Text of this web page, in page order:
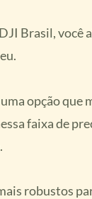
Brasil, você
opção que
faixa de
robustos